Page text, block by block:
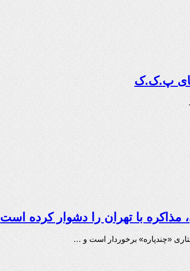
پ.ک.ک
با تهران را دشوار کرده است
«چندپاره» برخوردار است و …